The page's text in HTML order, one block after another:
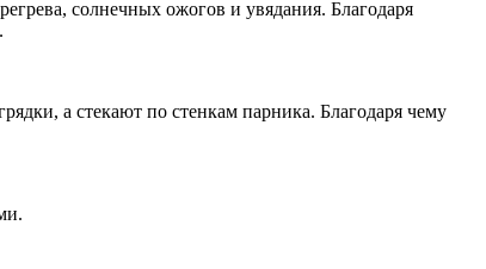
солнечных ожогов и увядания. Благодаря
а стекают по стенкам парника. Благодаря чему